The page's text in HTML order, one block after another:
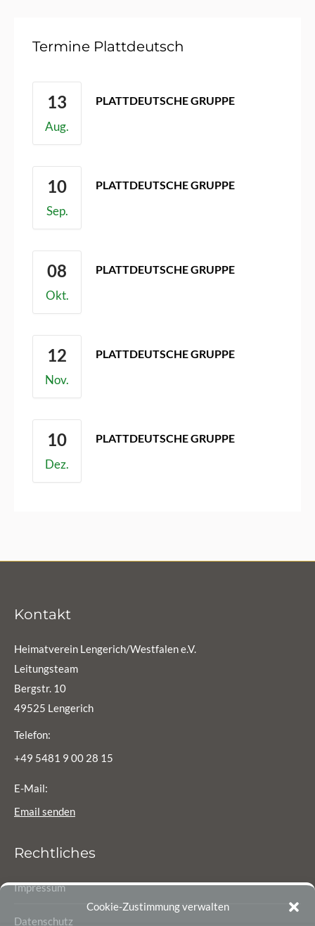
Cookie-Zustimmung verwalten
Termine Plattdeutsch
13
Aug.
PLATTDEUTSCHE GRUPPE
10
Sep.
PLATTDEUTSCHE GRUPPE
08
Okt.
PLATTDEUTSCHE GRUPPE
12
Nov.
PLATTDEUTSCHE GRUPPE
10
Dez.
PLATTDEUTSCHE GRUPPE
Kontakt
Heimatverein Lengerich/Westfalen e.V.
Leitungsteam
Bergstr. 10
49525 Lengerich
Telefon:
+49 5481 9 00 28 15
E-Mail:
Email senden
Rechtliches
Impressum
Datenschutz